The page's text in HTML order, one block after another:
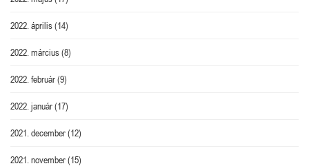
2022. április(14)
2022. március(8)
2022. február(9)
2022. január(17)
2021. december(12)
2021. november(15)